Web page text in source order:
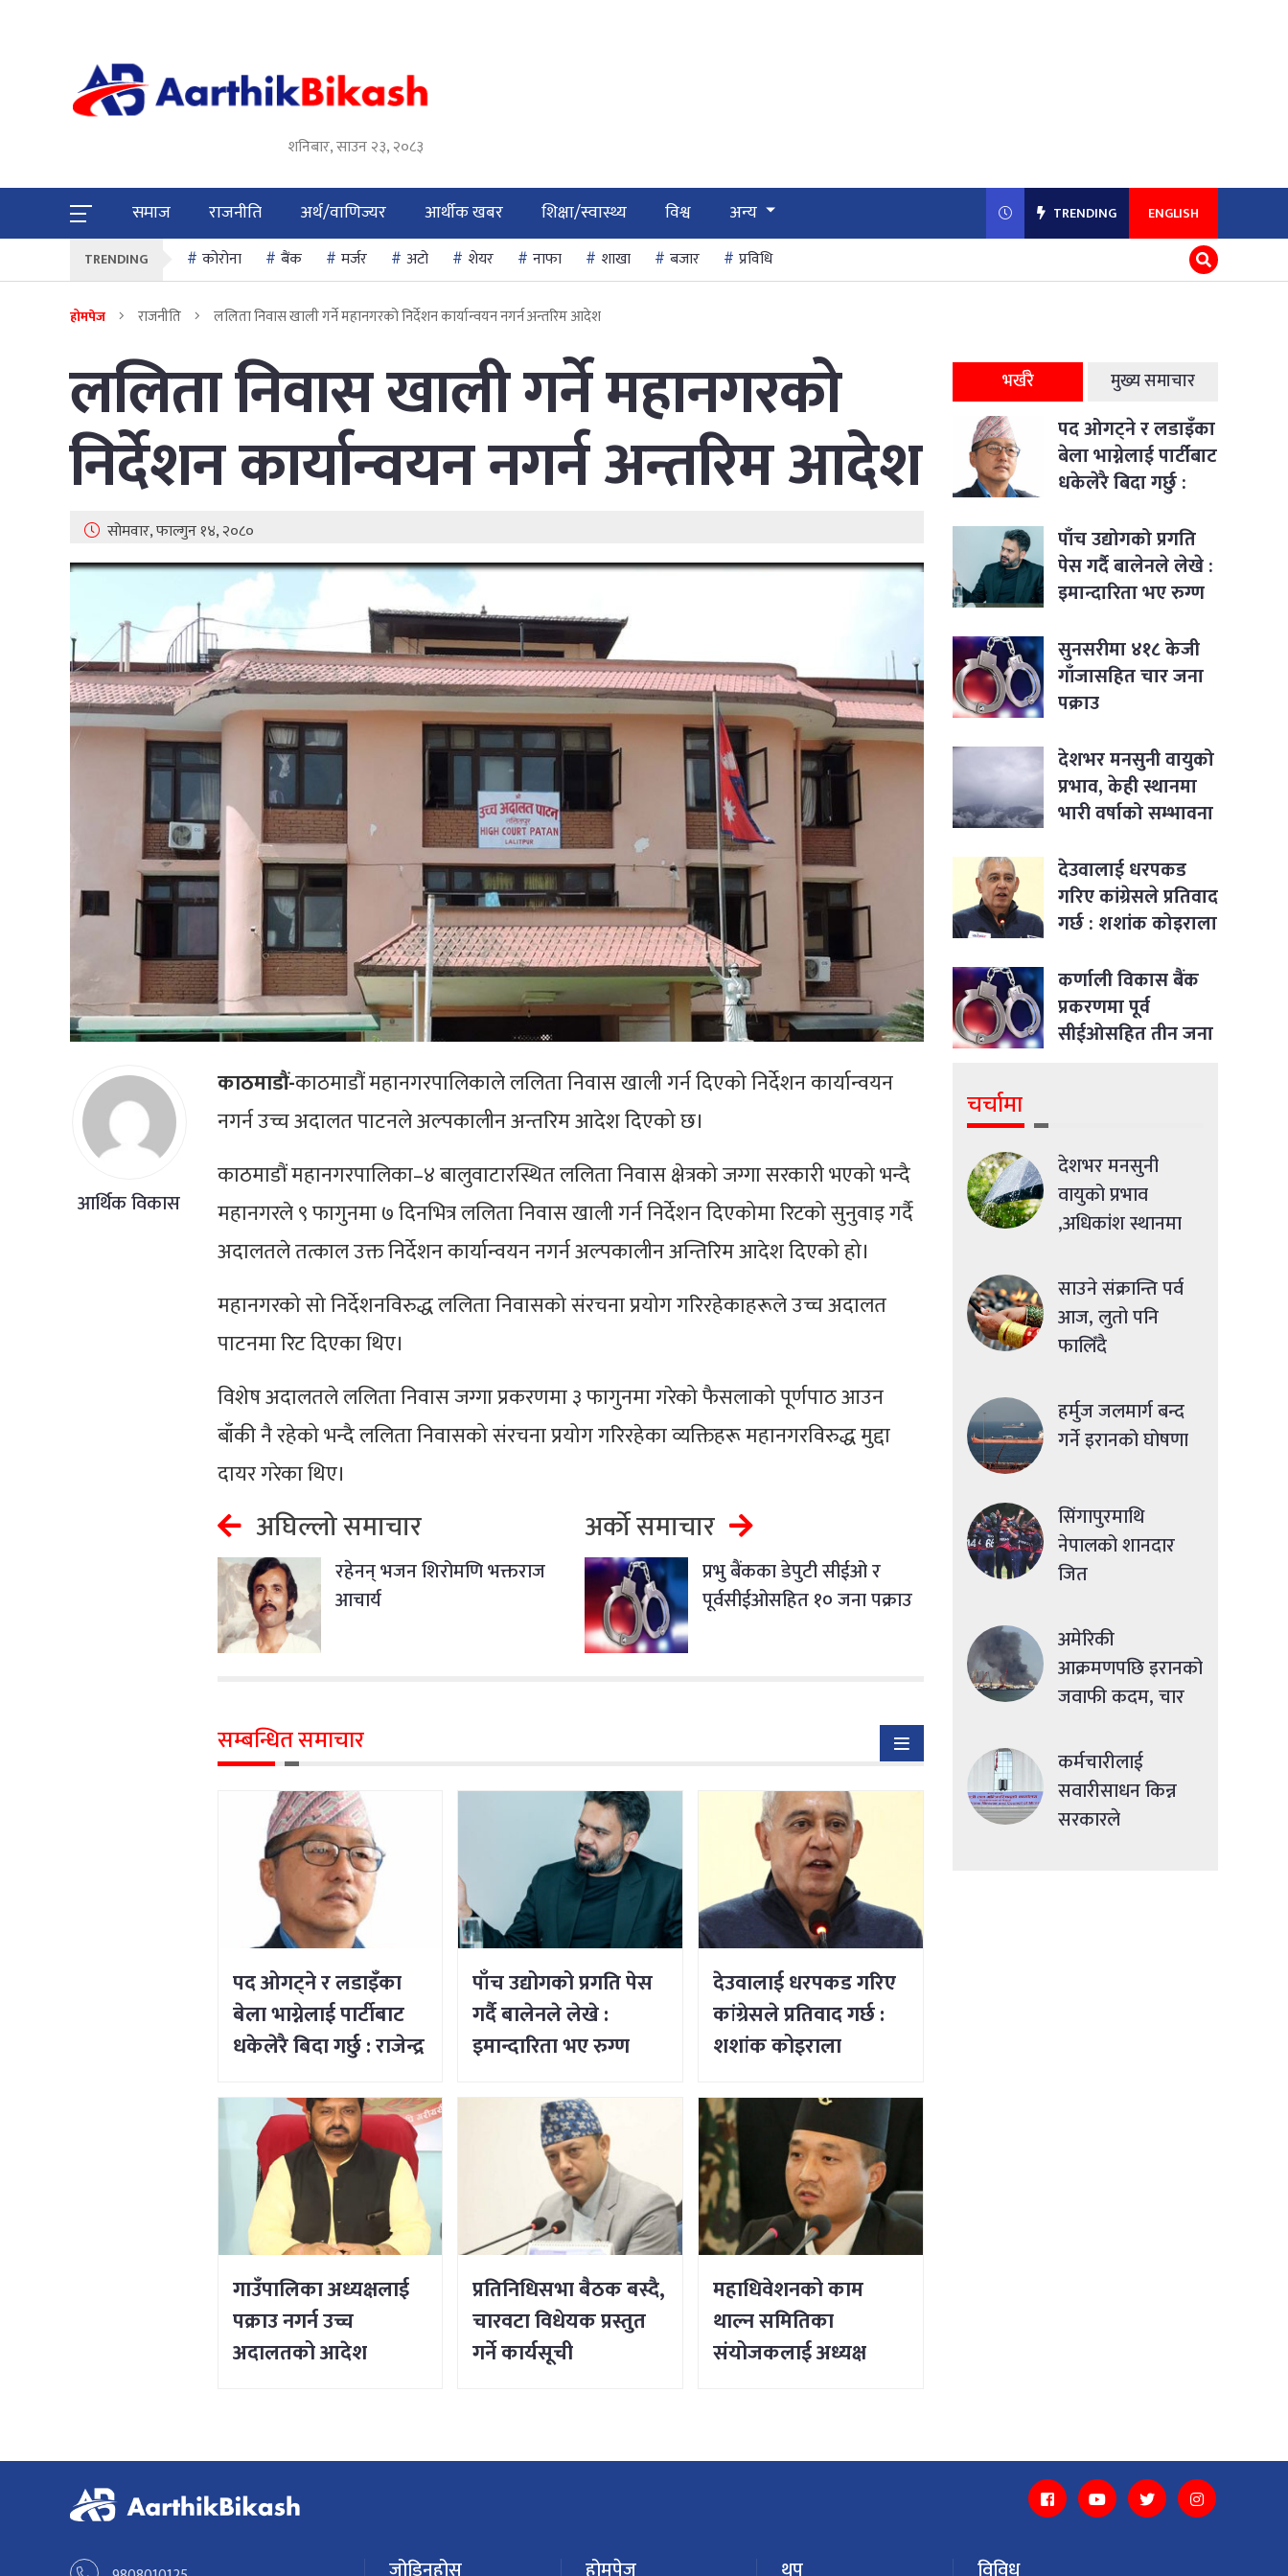
शनिबार, साउन २३, २०८३
समाज राजनीति अर्थ/वाणिज्यर आर्थीक खबर शिक्षा/स्वास्थ्य विश्व अन्य TRENDING ENGLISH
TRENDING कोरोना बैंक मर्जर अटो शेयर नाफा शाखा बजार प्रविधि
होमपेज राजनीति ललिता निवास खाली गर्ने महानगरको निर्देशन कार्यान्वयन नगर्न अन्तरिम आदेश
ललिता निवास खाली गर्ने महानगरको
निर्देशन कार्यान्वयन नगर्न अन्तरिम आदेश
सोमवार, फाल्गुन १४, २०८०
आर्थिक विकास
काठमाडौं-काठमाडौं महानगरपालिकाले ललिता निवास खाली गर्न दिएको निर्देशन कार्यान्वयन
नगर्न उच्च अदालत पाटनले अल्पकालीन अन्तरिम आदेश दिएको छ।
काठमाडौं महानगरपालिका–४ बालुवाटारस्थित ललिता निवास क्षेत्रको जग्गा सरकारी भएको भन्दै
महानगरले ९ फागुनमा ७ दिनभित्र ललिता निवास खाली गर्न निर्देशन दिएकोमा रिटको सुनुवाइ गर्दै
अदालतले तत्काल उक्त निर्देशन कार्यान्वयन नगर्न अल्पकालीन अन्तिरिम आदेश दिएको हो।
महानगरको सो निर्देशनविरुद्ध ललिता निवासको संरचना प्रयोग गरिरहेकाहरूले उच्च अदालत
पाटनमा रिट दिएका थिए।
विशेष अदालतले ललिता निवास जग्गा प्रकरणमा ३ फागुनमा गरेको फैसलाको पूर्णपाठ आउन
बाँकी नै रहेको भन्दै ललिता निवासको संरचना प्रयोग गरिरहेका व्यक्तिहरू महानगरविरुद्ध मुद्दा
दायर गरेका थिए।
अघिल्लो समाचार
रहेनन् भजन शिरोमणि भक्तराज
आचार्य
अर्को समाचार
प्रभु बैंकका डेपुटी सीईओ र
पूर्वसीईओसहित १० जना पक्राउ
सम्बन्धित समाचार
पद ओगट्ने र लडाइँका
बेला भाग्नेलाई पार्टीबाट
धकेलेरै बिदा गर्छु : राजेन्द्र
पाँच उद्योगको प्रगति पेस
गर्दै बालेनले लेखे :
इमान्दारिता भए रुग्ण
भर्न सकिने रहेछ
देउवालाई धरपकड गरिए
कांग्रेसले प्रतिवाद गर्छ :
शशांक कोइराला
गाउँपालिका अध्यक्षलाई
पक्राउ नगर्न उच्च
अदालतको आदेश
प्रतिनिधिसभा बैठक बस्दै,
चारवटा विधेयक प्रस्तुत
गर्ने कार्यसूची
महाधिवेशनको काम
थाल्न समितिका
संयोजकलाई अध्यक्ष
भर्खरै मुख्य समाचार
पद ओगट्ने र लडाइँका
बेला भाग्नेलाई पार्टीबाट
धकेलेरै बिदा गर्छु :
पाँच उद्योगको प्रगति
पेस गर्दै बालेनले लेखे :
इमान्दारिता भए रुग्ण
जीवन भर्न सकिने रहेछ
सुनसरीमा ४१८ केजी
गाँजासहित चार जना
पक्राउ
देशभर मनसुनी वायुको
प्रभाव, केही स्थानमा
भारी वर्षाको सम्भावना
देउवालाई धरपकड
गरिए कांग्रेसले प्रतिवाद
गर्छ : शशांक कोइराला
कर्णाली विकास बैंक
प्रकरणमा पूर्व
सीईओसहित तीन जना
चर्चामा
देशभर मनसुनी
वायुको प्रभाव
,अधिकांश स्थानमा
साउने संक्रान्ति पर्व
आज, लुतो पनि
फालिँदै
हर्मुज जलमार्ग बन्द
गर्ने इरानको घोषणा
सिंगापुरमाथि
नेपालको शानदार
जित
अमेरिकी
आक्रमणपछि इरानको
जवाफी कदम, चार
कर्मचारीलाई
सवारीसाधन किन्न
सरकारले